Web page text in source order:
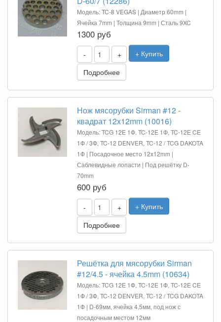
Модель: TC-8 VEGAS | Диаметр 60mm |
Ячейка 7mm | Толщина 9mm | Сталь 9XC
1300 руб
- +
+ Купить
Подробнее
Нож мясорубки Sirman #12 -
квадрат 12x12mm (10016)
Модель: TCG 12E 1Ф, TC-12E 1Ф, TC-12E CE
1Ф / 3Ф, TC-12 DENVER, TC-12 / TCG DAKOTA
1Ф | Посадочное место 12x12mm |
Саблевидные лопасти | Под решётку D-
70mm
600 руб
- +
+ Купить
Подробнее
Решётка для мясорубки Sirman
#12/4.5 - ячейка 4.5mm (10634)
Модель: TCG 12E 1Ф, TC-12E 1Ф, TC-12E CE
1Ф / 3Ф, TC-12 DENVER, TC-12 / TCG DAKOTA
1Ф | D-69мм, ячейка 4,5мм, под нож с
посадочным местом 12мм